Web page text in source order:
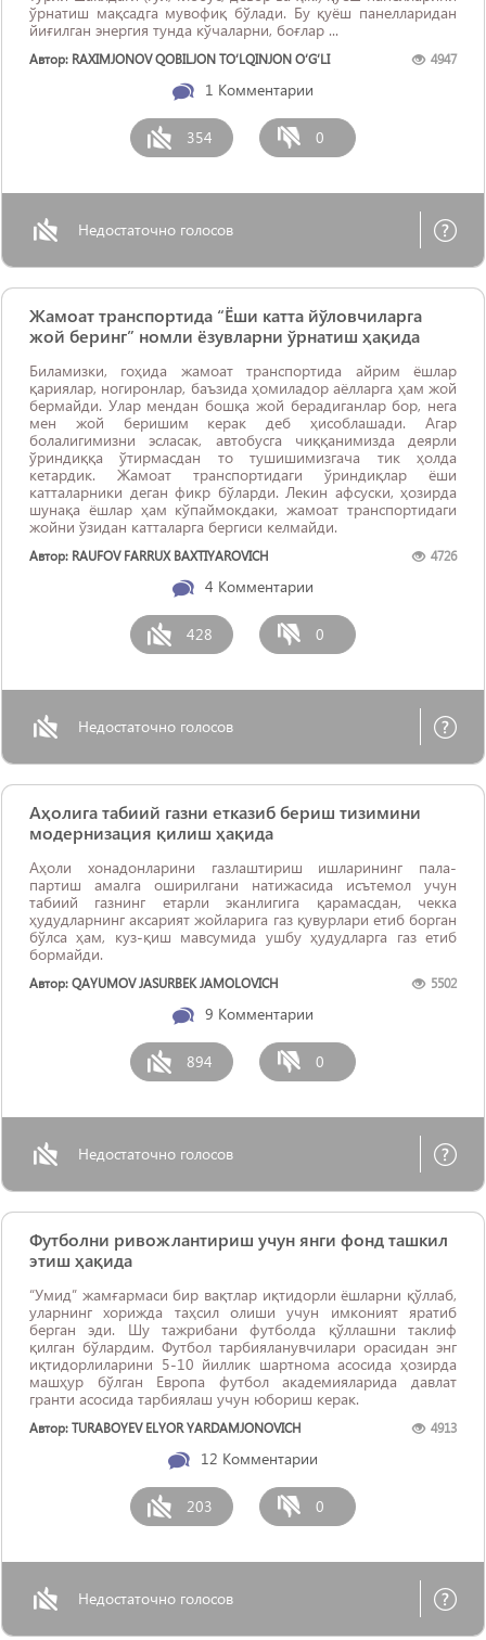
ўрнатиш мақсадга мувофиқ бўлади. Бу қуёш панелларидан
йиғилган энергия тунда кўчаларни, боғлар ...
Автор: RAXIMJONOV QOBILJON TO‘LQINJON O‘G‘LI 4947
1 Комментарии
354 0
Недостаточно голосов
Жамоат транспортида “Ёши катта йўловчиларга
жой беринг” номли ёзувларни ўрнатиш ҳақида
Биламизки, гоҳида жамоат транспортида айрим ёшлар
қариялар, ногиронлар, баъзида ҳомиладор аёлларга ҳам жой
бермайди. Улар мендан бошқа жой берадиганлар бор, нега
мен жой беришим керак деб ҳисоблашади. Агар
болалигимизни эсласак, автобусга чиққанимизда деярли
ўриндиққа ўтирмасдан то тушишимизгача тик ҳолда
кетардик. Жамоат транспортидаги ўриндиқлар ёши
катталарники деган фикр бўларди. Лекин афсуски, ҳозирда
шунақа ёшлар ҳам кўпаймокдаки, жамоат транспортидаги
жойни ўзидан катталарга бергиси келмайди.
Автор: RAUFOV FARRUX BAXTIYAROVICH 4726
4 Комментарии
428 0
Недостаточно голосов
Аҳолига табиий газни етказиб бериш тизимини
модернизация қилиш ҳақида
Аҳоли хонадонларини газлаштириш ишларининг пала-
партиш амалга оширилгани натижасида исътемол учун
табиий газнинг етарли эканлигига қарамасдан, чекка
ҳудудларнинг аксарият жойларига газ қувурлари етиб борган
бўлса ҳам, куз-қиш мавсумида ушбу ҳудудларга газ етиб
бормайди.
Автор: QAYUMOV JASURBEK JAMOLOVICH 5502
9 Комментарии
894 0
Недостаточно голосов
Футболни ривожлантириш учун янги фонд ташкил
этиш ҳақида
“Умид” жамғармаси бир вақтлар иқтидорли ёшларни қўллаб,
уларнинг хорижда таҳсил олиши учун имконият яратиб
берган эди. Шу тажрибани футболда қўллашни таклиф
қилган бўлардим. Футбол тарбияланувчилари орасидан энг
иқтидорлиларини 5-10 йиллик шартнома асосида ҳозирда
машҳур бўлган Европа футбол академияларида давлат
гранти асосида тарбиялаш учун юбориш керак.
Автор: TURABOYEV ELYOR YARDAMJONOVICH 4913
12 Комментарии
203 0
Недостаточно голосов